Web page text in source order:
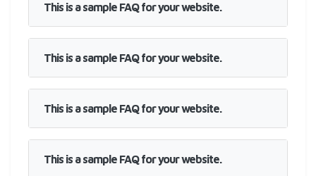
This is a sample FAQ for your website.
This is a sample FAQ for your website.
This is a sample FAQ for your website.
This is a sample FAQ for your website.